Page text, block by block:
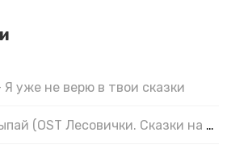
Я уже не верю в твои сказки
(OST Лесовички. Сказки на ночь)